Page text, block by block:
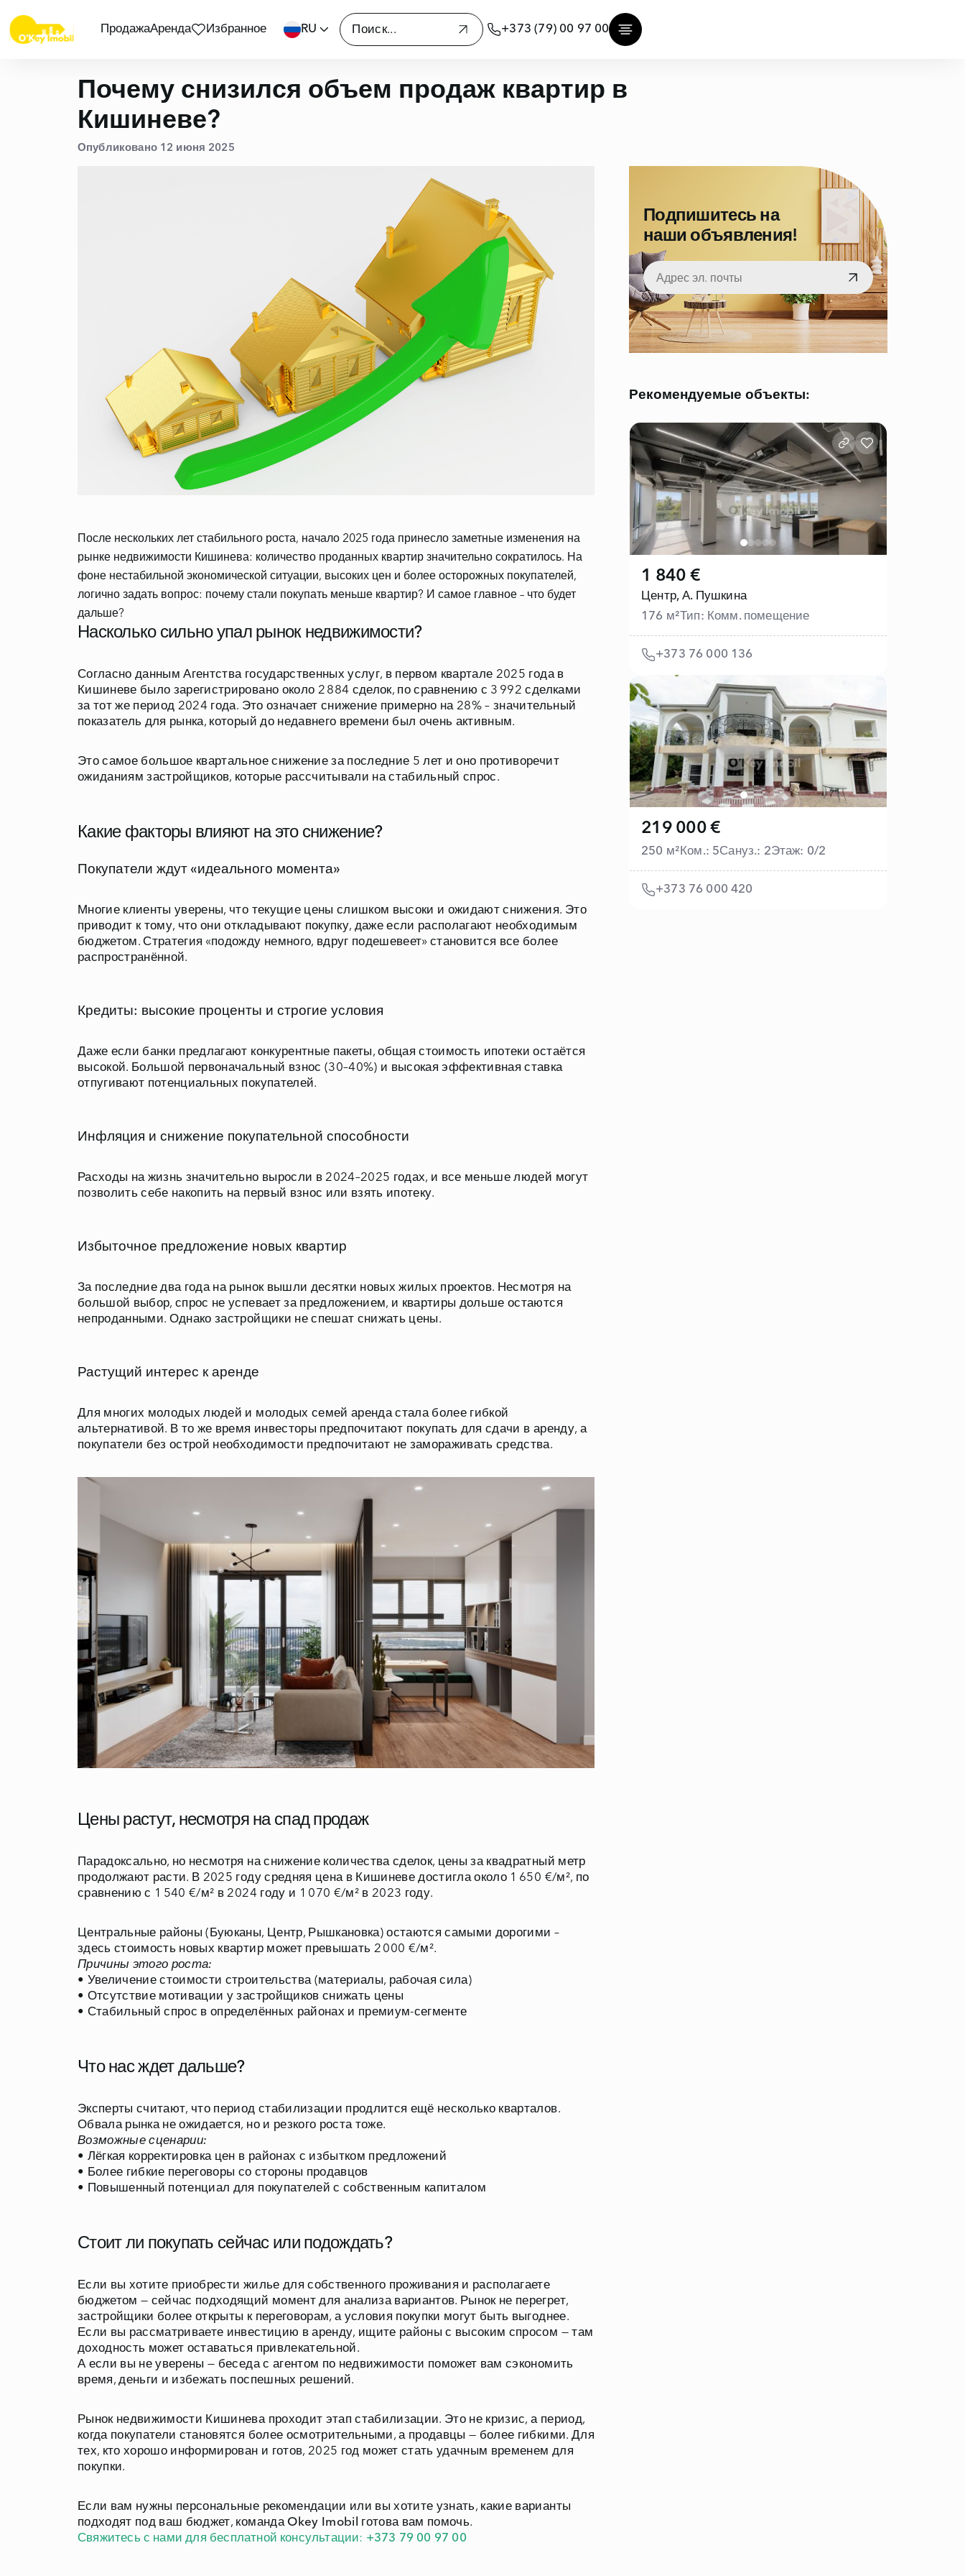
ПродажаАренда Избранное RU +373 (79) 00 97 00
Почему снизился объем продаж квартир в
Кишиневе?
Опубликовано 12 июня 2025
После нескольких лет стабильного роста, начало 2025 года принесло заметные изменения на
рынке недвижимости Кишинева: количество проданных квартир значительно сократилось. На
фоне нестабильной экономической ситуации, высоких цен и более осторожных покупателей,
логично задать вопрос: почему стали покупать меньше квартир? И самое главное – что будет
Насколько сильно упал рынок недвижимости?
Согласно данным Агентства государственных услуг, в первом квартале 2025 года в
Кишиневе было зарегистрировано около 2 884 сделок, по сравнению с 3 992 сделками
за тот же период 2024 года. Это означает снижение примерно на 28% – значительный
показатель для рынка, который до недавнего времени был очень активным.
Это самое большое квартальное снижение за последние 5 лет и оно противоречит
ожиданиям застройщиков, которые рассчитывали на стабильный спрос.
Какие факторы влияют на это снижение?
Покупатели ждут «идеального момента»
Многие клиенты уверены, что текущие цены слишком высоки и ожидают снижения. Это
приводит к тому, что они откладывают покупку, даже если располагают необходимым
бюджетом. Стратегия «подожду немного, вдруг подешевеет» становится все более
распространённой.
Кредиты: высокие проценты и строгие условия
Даже если банки предлагают конкурентные пакеты, общая стоимость ипотеки остаётся
высокой. Большой первоначальный взнос (30–40%) и высокая эффективная ставка
отпугивают потенциальных покупателей.
Инфляция и снижение покупательной способности
Расходы на жизнь значительно выросли в 2024–2025 годах, и все меньше людей могут
позволить себе накопить на первый взнос или взять ипотеку.
Избыточное предложение новых квартир
За последние два года на рынок вышли десятки новых жилых проектов. Несмотря на
большой выбор, спрос не успевает за предложением, и квартиры дольше остаются
непроданными. Однако застройщики не спешат снижать цены.
Растущий интерес к аренде
Для многих молодых людей и молодых семей аренда стала более гибкой
альтернативой. В то же время инвесторы предпочитают покупать для сдачи в аренду, а
покупатели без острой необходимости предпочитают не замораживать средства.
Цены растут, несмотря на спад продаж
Парадоксально, но несмотря на снижение количества сделок, цены за квадратный метр
продолжают расти. В 2025 году средняя цена в Кишиневе достигла около 1 650 €/м², по
сравнению с 1 540 €/м² в 2024 году и 1 070 €/м² в 2023 году.
Центральные районы (Буюканы, Центр, Рышкановка) остаются самыми дорогими –
Причины этого роста:
• Увеличение стоимости строительства (материалы, рабочая сила)
• Отсутствие мотивации у застройщиков снижать цены
• Стабильный спрос в определённых районах и премиум-сегменте
Что нас ждет дальше?
Эксперты считают, что период стабилизации продлится ещё несколько кварталов.
Возможные сценарии:
• Лёгкая корректировка цен в районах с избытком предложений
• Более гибкие переговоры со стороны продавцов
• Повышенный потенциал для покупателей с собственным капиталом
Стоит ли покупать сейчас или подождать?
Если вы хотите приобрести жилье для собственного проживания и располагаете
бюджетом — сейчас подходящий момент для анализа вариантов. Рынок не перегрет,
застройщики более открыты к переговорам, а условия покупки могут быть выгоднее.
Если вы рассматриваете инвестицию в аренду, ищите районы с высоким спросом — там
доходность может оставаться привлекательной.
А если вы не уверены — беседа с агентом по недвижимости поможет вам сэкономить
время, деньги и избежать поспешных решений.
Рынок недвижимости Кишинева проходит этап стабилизации. Это не кризис, а период,
когда покупатели становятся более осмотрительными, а продавцы — более гибкими. Для
тех, кто хорошо информирован и готов, 2025 год может стать удачным временем для
покупки.
Если вам нужны персональные рекомендации или вы хотите узнать, какие варианты
подходят под ваш бюджет, команда Okey Imobil
готова вам помочь.
Свяжитесь с нами для бесплатной консультации: +373 79 00 97 00
Подпишитесь на
наши объявления!
Рекомендуемые объекты:
1 840 €
Центр, А. Пушкина
176 м²Тип: Комм. помещение
+373 76 000 136
219 000 €
250 м² Ком.: 5Сануз.: 2Этаж: 0/2
+373 76 000 420